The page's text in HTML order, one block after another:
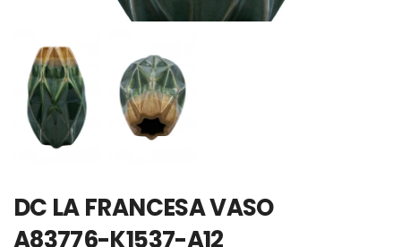
DC LA FRANCESA VASO
A83776-K1537-A12